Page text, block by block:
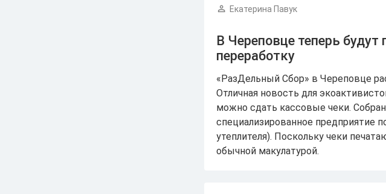
Екатерина Павук
В Череповце теперь
переработку
«РазДельный Сбор» в Череповце
Отличная новость для
можно сдать кассовые чеки.
специализированное предприятие
утеплителя). Поскольку чеки
обычной макулатурой.